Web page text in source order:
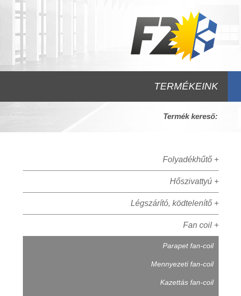
TERMÉKEINK
Termék kereső:
Folyadékhűtő +
Hőszivattyú +
Légszárító, ködtelenítő +
Fan coil +
Parapet fan-coil
Mennyezeti fan-coil
Kazettás fan-coil